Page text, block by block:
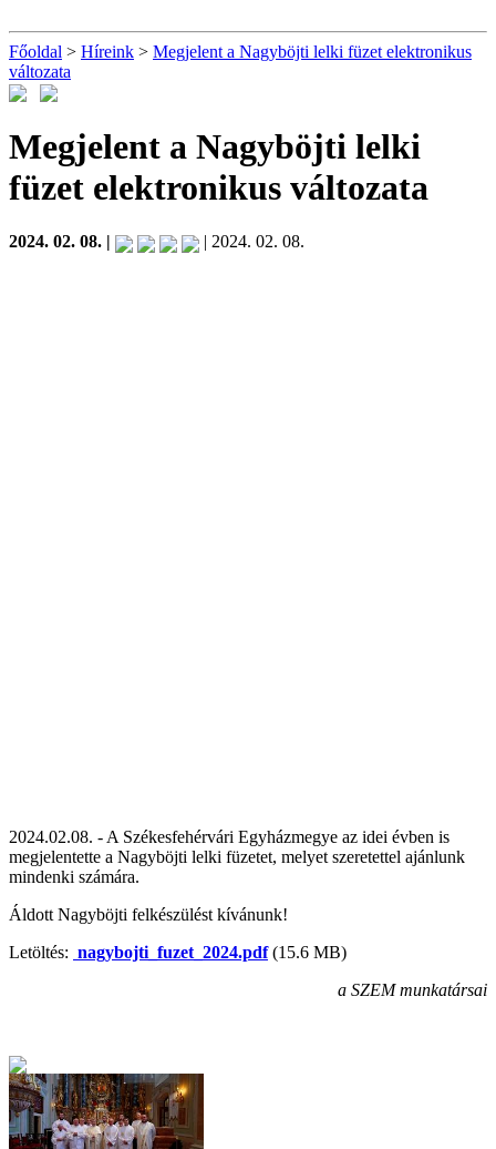
Főoldal > Híreink > Megjelent a Nagyböjti lelki füzet elektronikus
változata
Megjelent a Nagyböjti lelki
füzet elektronikus változata
2024. 02. 08. | | 2024. 02. 08.
2024.02.08. - A Székesfehérvári Egyházmegye az idei évben is
megjelentette a Nagyböjti lelki füzetet, melyet szeretettel ajánlunk
mindenki számára.
Áldott Nagyböjti felkészülést kívánunk!
Letöltés: nagybojti_fuzet_2024.pdf(15.6 MB)
a SZEM munkatársai